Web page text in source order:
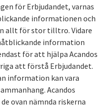
för Erbjudandet, varnas
informationen och
allt för stor tilltro. Vidare
information
för att hjälpa Acandos
att förstå Erbjudandet.
information kan vara
Acandos
ovan nämnda riskerna